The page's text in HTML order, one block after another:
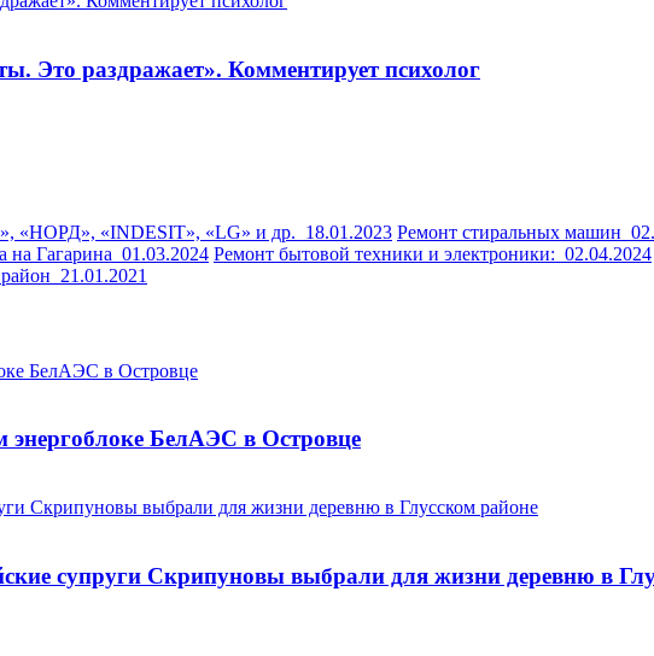
Это раздражает». Комментирует психолог
«НОРД», «INDESIT», «LG» и др. 18.01.2023 Ремонт стиральных машин
на Гагарина 01.03.2024 Ремонт бытовой техники и электроники: 02.04.2024
21.01.2021
энергоблоке БелАЭС в Островце
супруги Скрипуновы выбрали для жизни деревню в